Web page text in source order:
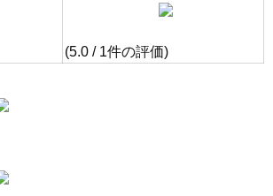
(5.0 / 1件の評価)